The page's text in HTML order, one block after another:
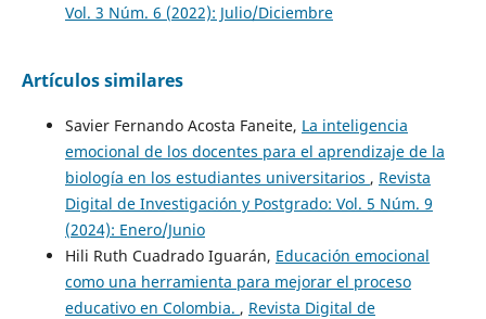
Vol. 3 Núm. 6 (2022): Julio/Diciembre
Artículos similares
Savier Fernando Acosta Faneite, La inteligencia
emocional de los docentes para el aprendizaje de la
biología en los estudiantes universitarios , Revista
Digital de Investigación y Postgrado: Vol. 5 Núm. 9
(2024): Enero/Junio
Hili Ruth Cuadrado Iguarán, Educación emocional
como una herramienta para mejorar el proceso
educativo en Colombia. , Revista Digital de